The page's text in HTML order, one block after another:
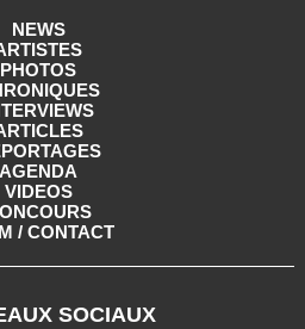
NEWS
PHOTOS
AGENDA
VIDEOS
/ CONTACT
SOCIAUX